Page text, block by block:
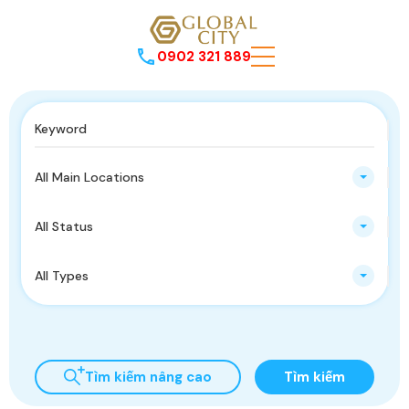
0902 321 889
All Main Locations
All Status
All Types
Tìm kiếm nâng cao Tìm kiếm